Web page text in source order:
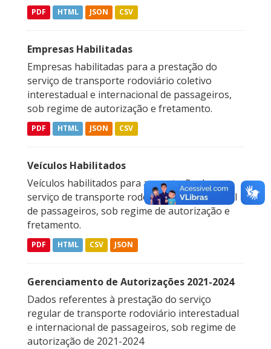
PDF HTML JSON CSV
Empresas Habilitadas
Empresas habilitadas para a prestação do
serviço de transporte rodoviário coletivo
interestadual e internacional de passageiros,
sob regime de autorização e fretamento.
PDF HTML JSON CSV
Veículos Habilitados
Veículos habilitados para a prestação do
serviço de transporte rodoviário interestadual
de passageiros, sob regime de autorização e
fretamento.
PDF HTML CSV JSON
Gerenciamento de Autorizações 2021-2024
Dados referentes à prestação do serviço
regular de transporte rodoviário interestadual
e internacional de passageiros, sob regime de
autorização de 2021-2024